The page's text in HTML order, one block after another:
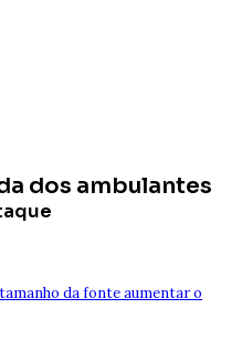
dos ambulantes
da fonteaumentar o